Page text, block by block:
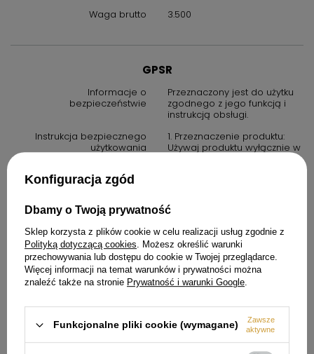
Waga brutto
3.500
GPSR
Informacje o
bezpieczeństwie
Przeznaczony jest do użytku
zgodnego z jego funkcją i
instrukcją obsługi.
Instrukcja bezpiecznego
użytkowania
1. Przeznaczenie produktu:
Używaj produktu wyłącznie w
2. Środki ostrożności: zawsze
bezpieczeństwa określonych
w instrukcji obsługi. Produkt
nie jest zabawką. Należy
przechowywać go poza
zasięgiem dzieci, chyba że
instrukcja stanowi inaczej.
3. W przypadku produktów
elektrycznych: upewnij się, że
urządzenie jest podłączone
do prawidłowego źródła
Konfiguracja zgód
Dbamy o Twoją prywatność
Sklep korzysta z plików cookie w celu realizacji usług zgodnie z
Polityką dotyczącą cookies. Możesz określić warunki
przechowywania lub dostępu do cookie w Twojej przeglądarce.
Więcej informacji na temat warunków i prywatności można
znaleźć także na stronie Prywatność i warunki Google.
Funkcjonalne pliki cookie (wymagane)
Zawsze
aktywne